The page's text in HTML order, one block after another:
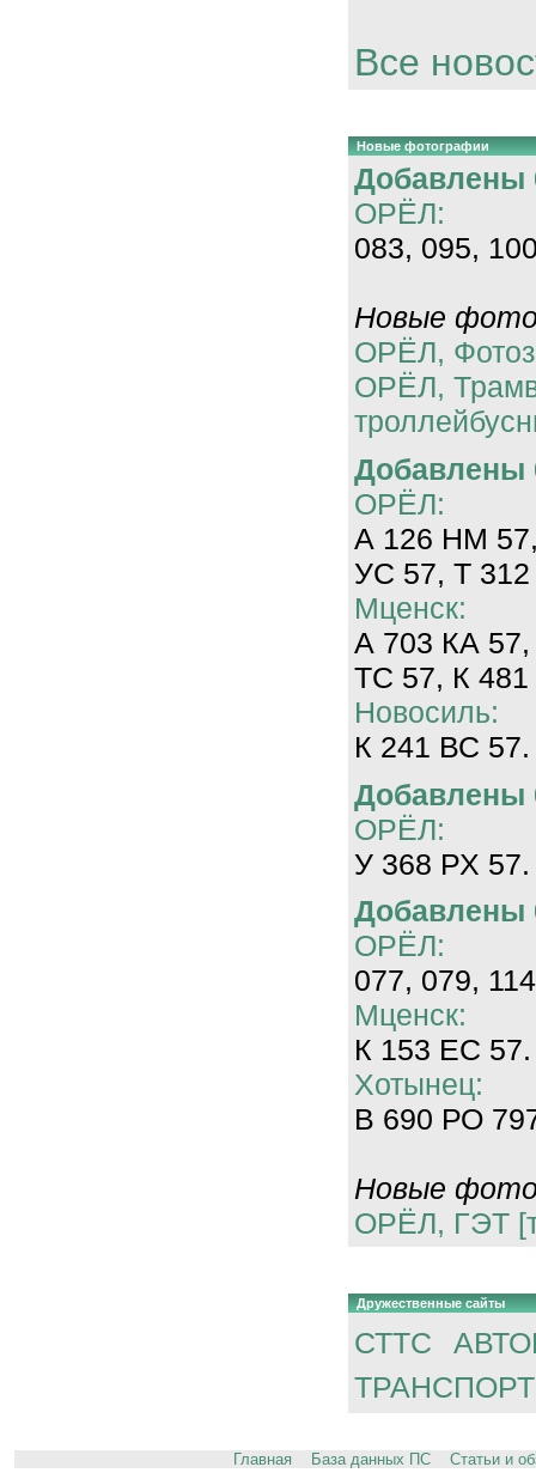
Все
Новые фотографии
Добавлены
ОРЁЛ:
083, 095,
Новые
ОРЁЛ,
ОРЁЛ,
Добавлены
ОРЁЛ:
А 126 НМ
УС 57, Т
Мценск:
А 703 КА
ТС 57, К
Новосиль:
К 241 ВС 57.
Добавлены
ОРЁЛ:
У 368 РХ 57.
Добавлены
ОРЁЛ:
077, 079,
Мценск:
К 153 ЕС 57.
Хотынец:
В 690 РО
Новые
ОРЁЛ, ГЭТ
Дружественные сайты
СТТС
ТРАНСПОРТ
Главная База данных ПС Статьи и